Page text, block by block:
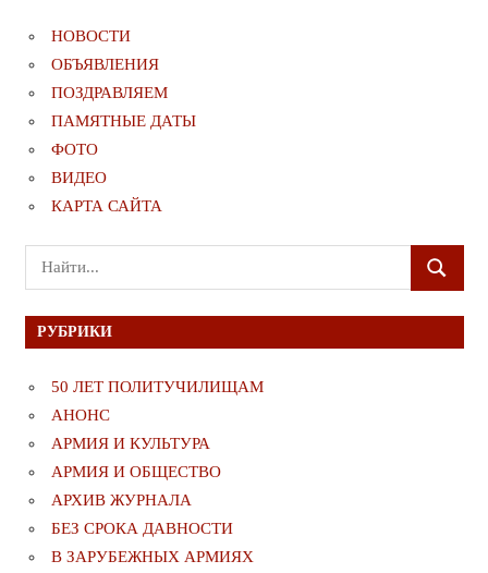
НОВОСТИ
ОБЪЯВЛЕНИЯ
ПОЗДРАВЛЯЕМ
ПАМЯТНЫЕ ДАТЫ
ФОТО
ВИДЕО
КАРТА САЙТА
Поиск
для:
ПОИСК
РУБРИКИ
50 ЛЕТ ПОЛИТУЧИЛИЩАМ
АНОНС
АРМИЯ И КУЛЬТУРА
АРМИЯ И ОБЩЕСТВО
АРХИВ ЖУРНАЛА
БЕЗ СРОКА ДАВНОСТИ
В ЗАРУБЕЖНЫХ АРМИЯХ